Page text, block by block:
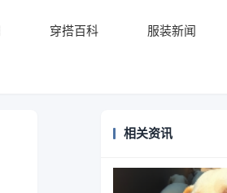
穿搭百科 服装新闻
相关资讯